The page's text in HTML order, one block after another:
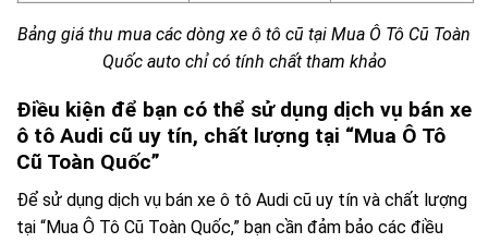
Bảng giá thu mua các dòng xe ô tô cũ tại Mua Ô Tô Cũ Toàn
Quốc auto chỉ có tính chất tham khảo
Điều kiện để bạn có thể sử dụng dịch vụ bán xe
ô tô Audi cũ uy tín, chất lượng tại “Mua Ô Tô
Cũ Toàn Quốc”
Để sử dụng dịch vụ bán xe ô tô Audi cũ uy tín và chất lượng
tại “Mua Ô Tô Cũ Toàn Quốc,” bạn cần đảm bảo các điều